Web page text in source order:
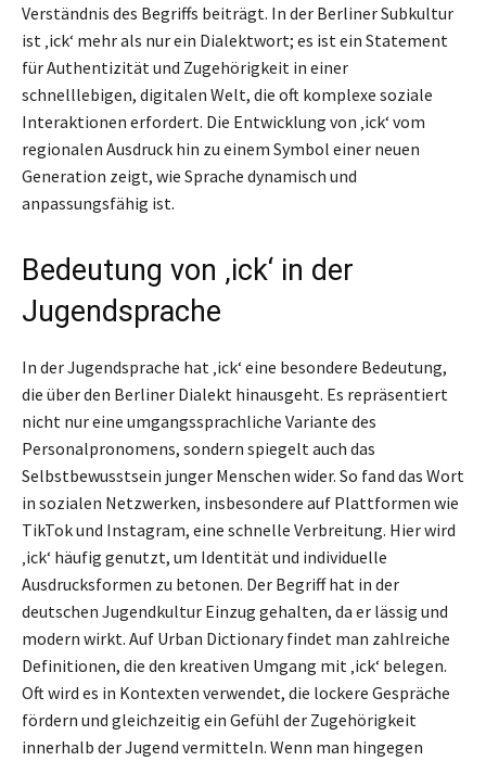
Verständnis des Begriffs beiträgt. In der Berliner Subkultur
ist ‚ick‘ mehr als nur ein Dialektwort; es ist ein Statement
für Authentizität und Zugehörigkeit in einer
schnelllebigen, digitalen Welt, die oft komplexe soziale
Interaktionen erfordert. Die Entwicklung von ‚ick‘ vom
regionalen Ausdruck hin zu einem Symbol einer neuen
Generation zeigt, wie Sprache dynamisch und
anpassungsfähig ist.
Bedeutung von ‚ick‘ in der
Jugendsprache
In der Jugendsprache hat ‚ick‘ eine besondere Bedeutung,
die über den Berliner Dialekt hinausgeht. Es repräsentiert
nicht nur eine umgangssprachliche Variante des
Personalpronomens, sondern spiegelt auch das
Selbstbewusstsein junger Menschen wider. So fand das Wort
in sozialen Netzwerken, insbesondere auf Plattformen wie
TikTok und Instagram, eine schnelle Verbreitung. Hier wird
‚ick‘ häufig genutzt, um Identität und individuelle
Ausdrucksformen zu betonen. Der Begriff hat in der
deutschen Jugendkultur Einzug gehalten, da er lässig und
modern wirkt. Auf Urban Dictionary findet man zahlreiche
Definitionen, die den kreativen Umgang mit ‚ick‘ belegen.
Oft wird es in Kontexten verwendet, die lockere Gespräche
fördern und gleichzeitig ein Gefühl der Zugehörigkeit
innerhalb der Jugend vermitteln. Wenn man hingegen